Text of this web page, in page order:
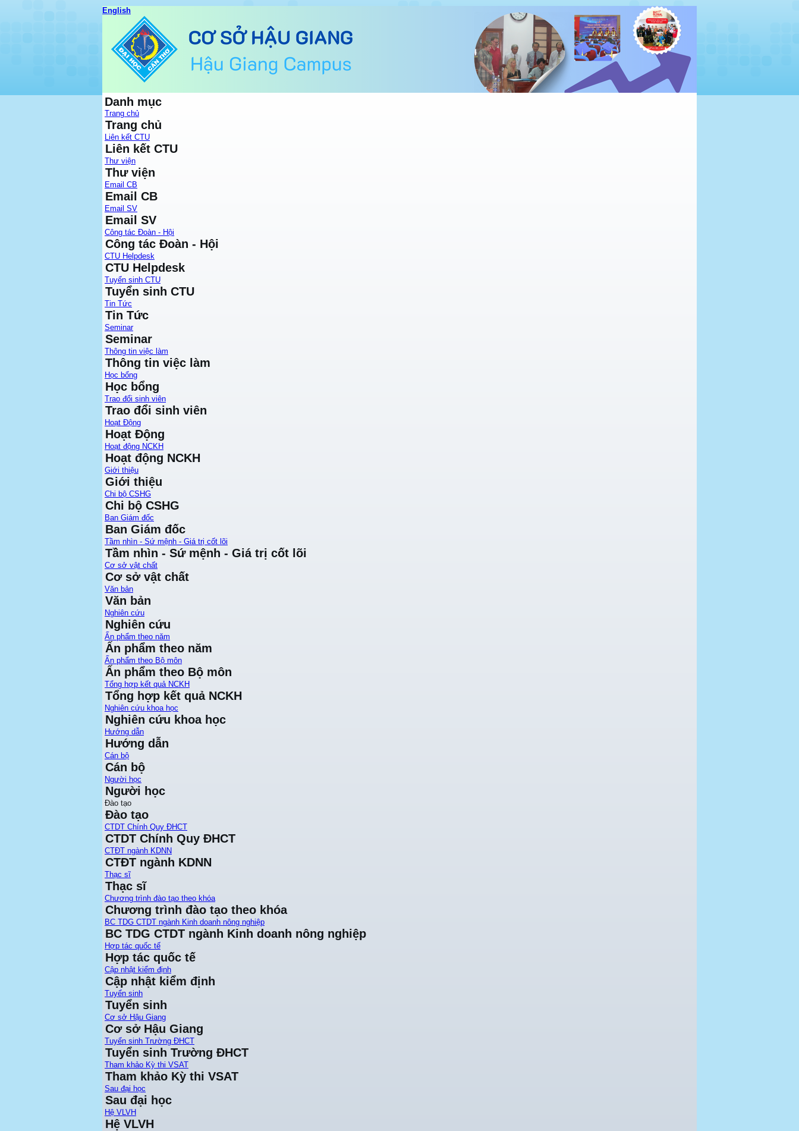
English
Danh mục
Trang chủ
Trang chủ
Liên kết CTU
Liên kết CTU
Thư viện
Thư viện
Email CB
Email CB
Email SV
Email SV
Công tác Đoàn - Hội
Công tác Đoàn - Hội
CTU Helpdesk
CTU Helpdesk
Tuyển sinh CTU
Tuyển sinh CTU
Tin Tức
Tin Tức
Seminar
Seminar
Thông tin việc làm
Thông tin việc làm
Học bổng
Học bổng
Trao đổi sinh viên
Trao đổi sinh viên
Hoạt Động
Hoạt Động
Hoạt động NCKH
Hoạt động NCKH
Giới thiệu
Giới thiệu
Chi bộ CSHG
Chi bộ CSHG
Ban Giám đốc
Ban Giám đốc
Tầm nhìn - Sứ mệnh - Giá trị cốt lõi
Tầm nhìn - Sứ mệnh - Giá trị cốt lõi
Cơ sở vật chất
Cơ sở vật chất
Văn bản
Văn bản
Nghiên cứu
Nghiên cứu
Ấn phẩm theo năm
Ấn phẩm theo năm
Ấn phẩm theo Bộ môn
Ấn phẩm theo Bộ môn
Tổng hợp kết quả NCKH
Tổng hợp kết quả NCKH
Nghiên cứu khoa học
Nghiên cứu khoa học
Hướng dẫn
Hướng dẫn
Cán bộ
Cán bộ
Người học
Người học
Đào tạo
Đào tạo
CTDT Chính Quy ĐHCT
CTDT Chính Quy ĐHCT
CTĐT ngành KDNN
CTĐT ngành KDNN
Thạc sĩ
Thạc sĩ
Chương trình đào tạo theo khóa
Chương trình đào tạo theo khóa
BC TDG CTDT ngành Kinh doanh nông nghiệp
BC TDG CTDT ngành Kinh doanh nông nghiệp
Hợp tác quốc tế
Hợp tác quốc tế
Cập nhật kiểm định
Cập nhật kiểm định
Tuyển sinh
Tuyển sinh
Cơ sở Hậu Giang
Cơ sở Hậu Giang
Tuyển sinh Trường ĐHCT
Tuyển sinh Trường ĐHCT
Tham khảo Kỳ thi VSAT
Tham khảo Kỳ thi VSAT
Sau đại học
Sau đại học
Hệ VLVH
Hệ VLVH